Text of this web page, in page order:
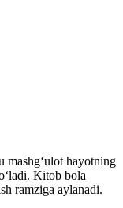
mashg‘ulot hayotning
Kitob bola
ramziga aylanadi.